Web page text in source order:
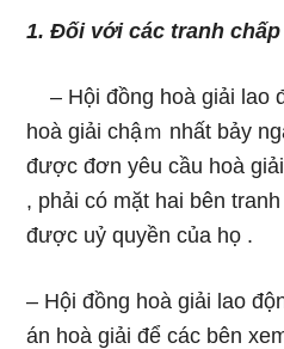
1. Đối với các tranh
– Hội đồng hoà giải lao
hoà giải chậｍ nhất bảy
được đơn yêu cầu hoà
, phải có mặt hai bên
được uỷ quyền của họ .
– Hội đồng hoà giải lao
án hoà giải để các bên